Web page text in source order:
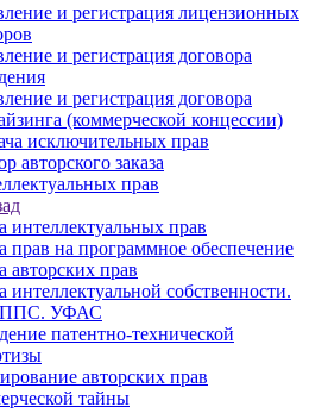
и регистрация лицензионных
и регистрация договора
и регистрация договора
(коммерческой концессии)
исключительных прав
авторского заказа
прав
интеллектуальных прав
прав на программное обеспечение
авторских прав
интеллектуальной собственности.
УФАС
патентно-технической
авторских прав
тайны